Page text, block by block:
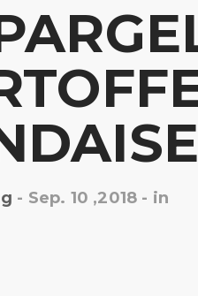
- Sep. 10 ,2018 - in